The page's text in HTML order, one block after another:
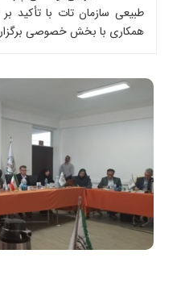
طبیعی سازمان تات با تأکید
همکاری با بخش خصوصی